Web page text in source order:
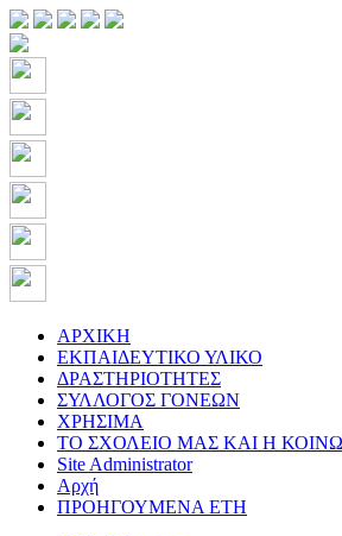
ΑΡΧΙΚΗ
ΕΚΠΑΙΔΕΥΤΙΚΟ ΥΛΙΚΟ
ΔΡΑΣΤΗΡΙΟΤΗΤΕΣ
ΣΥΛΛΟΓΟΣ ΓΟΝΕΩΝ
ΧΡΗΣΙΜΑ
ΤΟ ΣΧΟΛΕΙΟ ΜΑΣ ΚΑΙ Η
Site Administrator
Αρχή
ΠΡΟΗΓΟΥΜΕΝΑ ΕΤΗ